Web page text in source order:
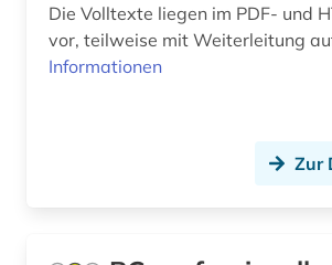
sportwissenschaft (1)
sprache (1)
Die Volltexte liegen im PDF- und
vor, teilweise mit Weiterleitung
Informationen
Zur